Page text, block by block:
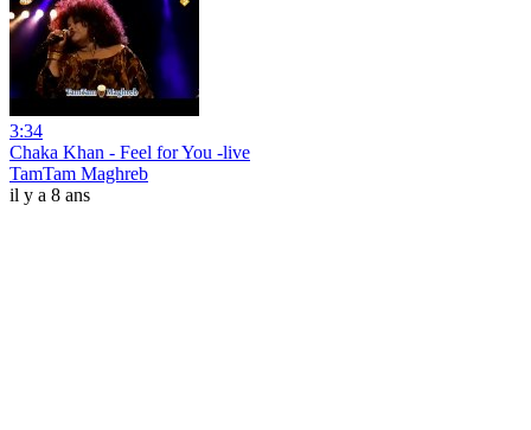
3:34
Chaka Khan - Feel for You -live
TamTam Maghreb
il y a 8 ans